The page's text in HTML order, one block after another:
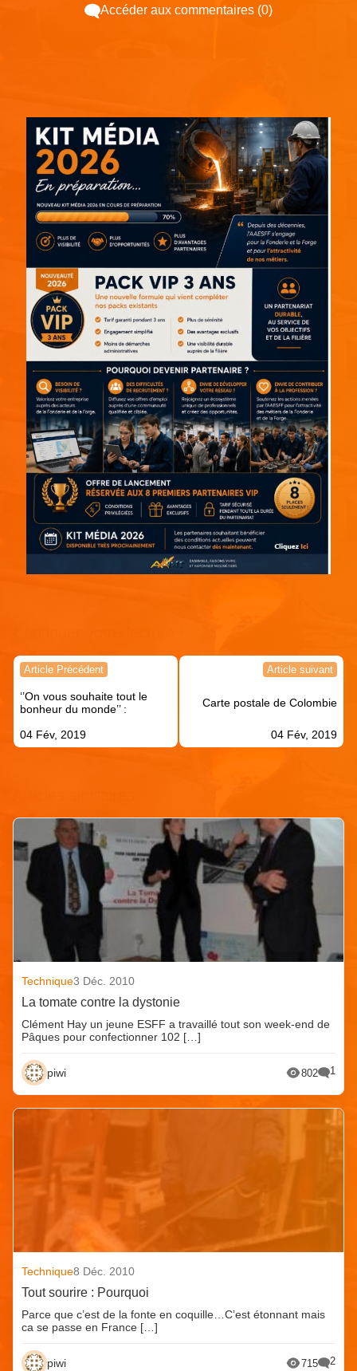
Accéder aux commentaires (0)
Navigation
l’article
Article Précédent
‘’On vous souhaite tout le
bonheur du monde’’ :
04 Fév, 2019
Article suivant
Carte postale de Colombie
04 Fév, 2019
Technique3 Déc. 2010
La tomate contre la dystonie
Clément Hay un jeune ESFF a travaillé tout son week-end de
Pâques pour confectionner 102 […]
piwi 802 1
Technique8 Déc. 2010
Tout sourire : Pourquoi
Parce que c’est de la fonte en coquille…C’est étonnant mais
ca se passe en France […]
piwi 715 2